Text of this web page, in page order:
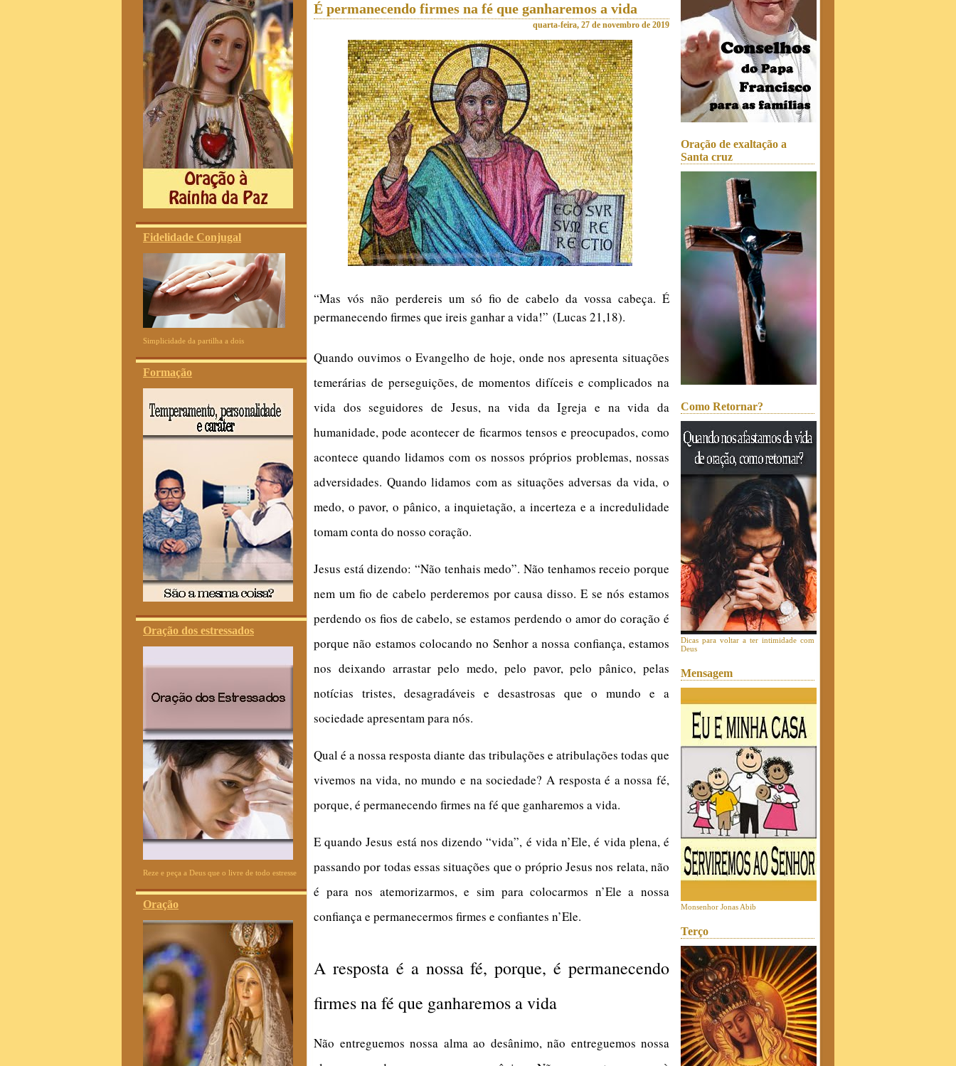
Fidelidade Conjugal
Simplicidade da partilha a dois
Formação
Oração dos estressados
Reze e peça a Deus que o livre de todo estresse
Oração
É permanecendo firmes na fé que ganharemos a vida
quarta-feira, 27 de novembro de 2019
“Mas vós não perdereis um só fio de cabelo da vossa cabeça. É
permanecendo firmes que ireis ganhar a vida!” (Lucas 21,18).
Quando ouvimos o Evangelho de hoje, onde nos apresenta situações
temerárias de perseguições, de momentos difíceis e complicados na
vida dos seguidores de Jesus, na vida da Igreja e na vida da
humanidade, pode acontecer de ficarmos tensos e preocupados, como
acontece quando lidamos com os nossos próprios problemas, nossas
adversidades. Quando lidamos com as situações adversas da vida, o
medo, o pavor, o pânico, a inquietação, a incerteza e a incredulidade
tomam conta do nosso coração.
Jesus está dizendo: “Não tenhais medo”. Não tenhamos receio porque
nem um fio de cabelo perderemos por causa disso. E se nós estamos
perdendo os fios de cabelo, se estamos perdendo o amor do coração é
porque não estamos colocando no Senhor a nossa confiança, estamos
nos deixando arrastar pelo medo, pelo pavor, pelo pânico, pelas
notícias tristes, desagradáveis e desastrosas que o mundo e a
sociedade apresentam para nós.
Qual é a nossa resposta diante das tribulações e atribulações todas que
vivemos na vida, no mundo e na sociedade? A resposta é a nossa fé,
porque, é permanecendo firmes na fé que ganharemos a vida.
E quando Jesus está nos dizendo “vida”, é vida n’Ele, é vida plena, é
passando por todas essas situações que o próprio Jesus nos relata, não
é para nos atemorizarmos, e sim para colocarmos n’Ele a nossa
confiança e permanecermos firmes e confiantes n’Ele.
A resposta é a nossa fé, porque, é permanecendo
firmes na fé que ganharemos a vida
Não entreguemos nossa alma ao desânimo, não entreguemos nossa
Oração de exaltação a
Santa cruz
Como Retornar?
Dicas para voltar a ter intimidade com
Deus
Mensagem
Monsenhor Jonas Abib
Terço